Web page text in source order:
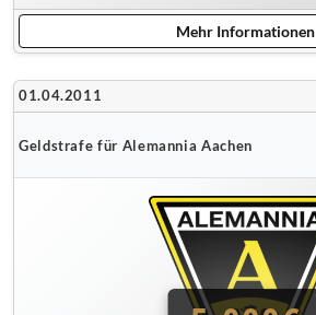
Mehr Informationen
01.04.2011
Geldstrafe für Alemannia Aachen